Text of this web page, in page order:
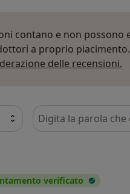
contano e non possono
a proprio piacimento.
delle recensioni.
Cerca nelle recensioni
verificato